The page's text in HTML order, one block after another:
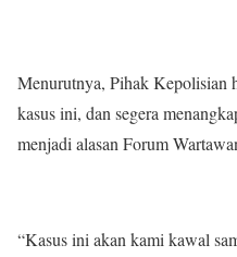
Menurutnya, Pihak Kepolisian
kasus ini, dan segera
menjadi alasan Forum
“Kasus ini akan kami kawal